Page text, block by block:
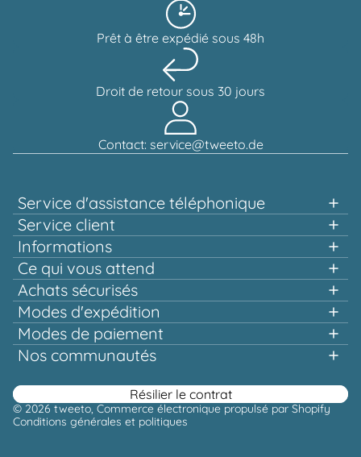
Prêt à être expédié sous 48h
Droit de retour sous 30 jours
Contact: service@tweeto.de
Service d'assistance téléphonique
Assistance et conseil au:
+49 151 58707657
Lun-mar & jeu-ven, 10h00 - 12h00
Ou via notre
Service client
Informations
Ce qui vous attend
Achats rapides
Une qualité qui en vaut la peine
Livraison gratuite dès 100,00 €*
Achats sécurisés
Plusieurs fois récompensé et certifié!
Modes d'expédition
Modes de paiement
Nos communautés
Résilier le contrat
© 2026 tweeto, Commerce électronique propulsé par Shopify
Conditions générales et politiques